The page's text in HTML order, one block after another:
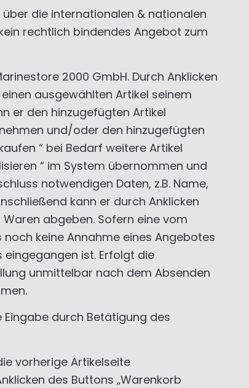
über die internationalen & nationalen
rechtlich bindendes Angebot zum
2000 GmbH. Durch Anklicken
ausgewählten Artikel seinem
er den hinzugefügten Artikel
und/oder den hinzugefügten
“ bei Bedarf weitere Artikel
“ im System übernommen und
notwendigen Daten, z.B. Name,
kann er durch Anklicken
abgeben. Sofern eine vom
keine Annahme eines Angebotes
ist. Erfolgt die
unmittelbar nach dem Absenden
durch Betätigung des
vorherige Artikelseite
des Buttons „Warenkorb